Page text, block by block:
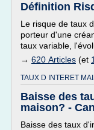
Définition
Le risque de taux
porteur d'une
taux variable,
→ 620 Articles (et
TAUX D INTERET
Baisse des
maison? -
Baisse des taux